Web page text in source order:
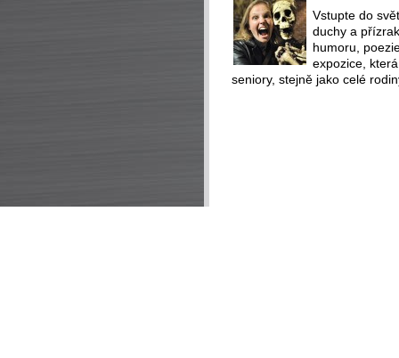
Vstupte do
duchy a
humoru,
expozice,
seniory, stejně jako celé